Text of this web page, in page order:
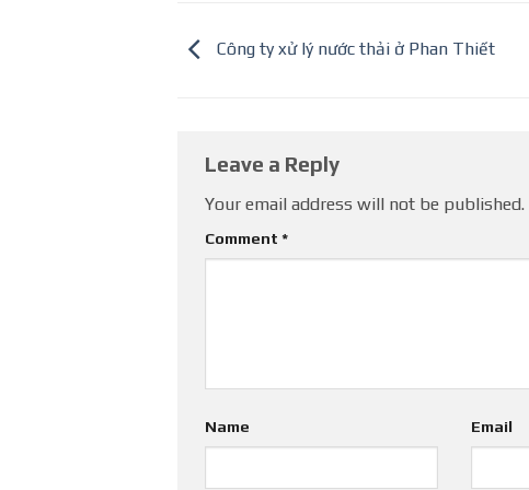
Công ty xử lý nước thải ở Phan Thiết
Leave a Reply
Your email address will not be published.
Comment *
Name Email